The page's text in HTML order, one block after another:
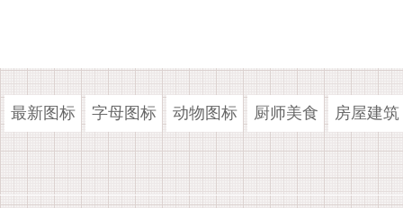
最新图标 字母图标 动物图标 厨师美食 房屋建筑